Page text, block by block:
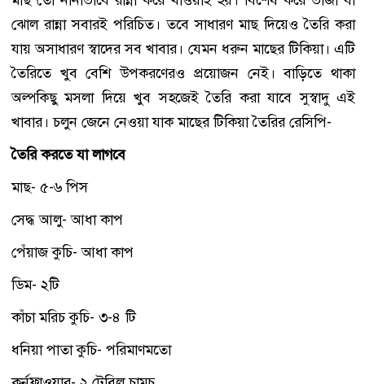
ঝোল রান্না সবারই পরিচিত। তবে সাধারণ মাছ দিয়েও তৈরি করা
যায় অসাধারণ স্বাদের সব খাবার। যেমন ধরুন মাছের টিকিয়া। এটি
তৈরিতে খুব বেশি উপকরণেরও প্রয়োজন নেই। বাড়িতে থাকা
অল্পকিছু মসলা দিয়ে খুব সহজেই তৈরি করা যাবে সুস্বাদু এই
খাবার। চলুন জেনে নেওয়া যাক মাছের টিকিয়া তৈরির রেসিপি-
তৈরি করতে যা লাগবে
মাছ- ৫-৬ পিস
সেদ্ধ আলু- আধা কাপ
পেঁয়াজ কুচি- আধা কাপ
ডিম- ২টি
কাঁচা মরিচ কুচি- ৩-৪ টি
ধনিয়া পাতা কুচি- পরিমাণমতো